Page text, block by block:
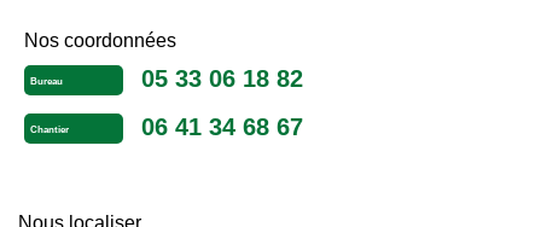
Nos coordonnées
Bureau 05 33 06 18 82
Chantier 06 41 34 68 67
Nous localiser